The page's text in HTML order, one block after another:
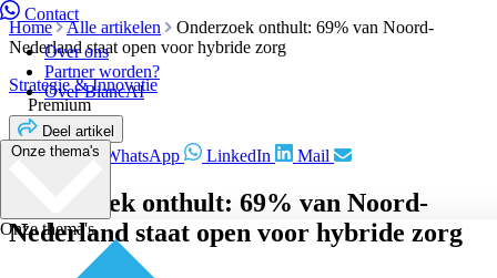
Contact
Over ons
Partner worden?
Over BiancAI
Onze thema's
Onze thema's
Home Alle artikelen
Onderzoek onthult: 69% van Noord-
Nederland staat open voor hybride zorg
Strategie & Innovatie
Premium
Deel artikel
Facebook WhatsApp LinkedIn Mail
Onderzoek onthult: 69% van Noord-
Nederland staat open voor hybride zorg